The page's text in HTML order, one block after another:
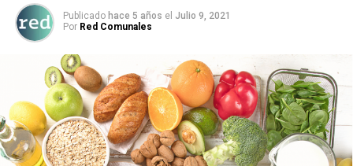
Publicado hace 5 años el Julio 9, 2021
Por Red Comunales